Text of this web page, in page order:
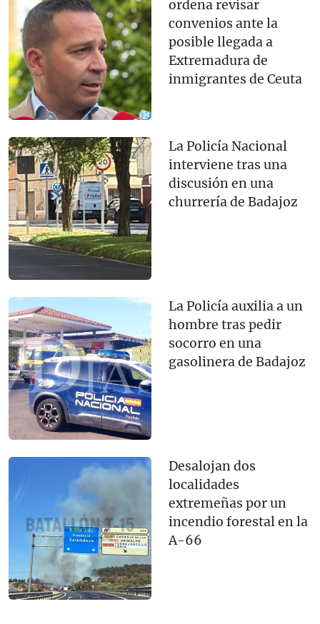
ordena revisar
convenios ante la
posible llegada a
Extremadura de
inmigrantes de Ceuta
La Policía Nacional
interviene tras una
discusión en una
churrería de Badajoz
La Policía auxilia a un
hombre tras pedir
socorro en una
gasolinera de Badajoz
Desalojan dos
localidades
extremeñas por un
incendio forestal en la
A-66